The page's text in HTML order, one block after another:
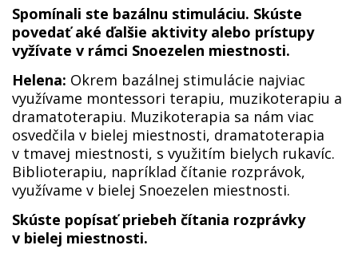
Spomínali ste bazálnu stimuláciu. Skúste
povedať aké ďalšie aktivity alebo prístupy
vyžívate v rámci Snoezelen miestnosti.
Helena: Okrem bazálnej stimulácie najviac
využívame montessori terapiu, muzikoterapiu a
dramatoterapiu. Muzikoterapia sa nám viac
osvedčila v bielej miestnosti, dramatoterapia
v tmavej miestnosti, s využitím bielych rukavíc.
Biblioterapiu, napríklad čítanie rozprávok,
využívame v bielej Snoezelen miestnosti.
Skúste popísať priebeh čítania rozprávky
v bielej miestnosti.